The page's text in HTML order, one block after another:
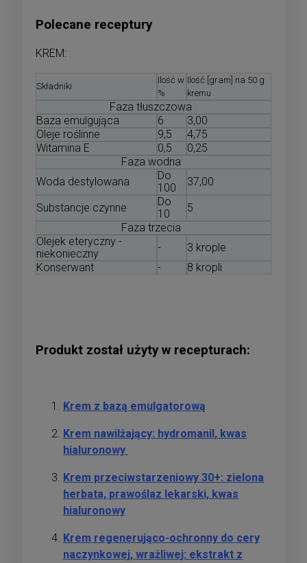
Polecane receptury
KREM:
Składniki
Ilość w
%
Ilość [gram] na 50 g
kremu
Faza tłuszczowa
Baza emulgująca
6
3,00
Oleje roślinne
9,5
4,75
Witamina E
0,5
0,25
Faza wodna
Woda destylowana
Do
100
37,00
Substancje czynne
Do
10
5
Faza trzecia
Olejek eteryczny -
niekonieczny
-
3 krople
Konserwant
- 8 kropli
Produkt został użyty w recepturach:
Krem z bazą emulgatorową
Krem nawilżający: hydromanil, kwas
hialuronowy
Krem przeciwstarzeniowy 30+: zielona
herbata, prawoślaz lekarski, kwas
hialuronowy
Krem regenerująco-ochronny do cery
naczynkowej, wrażliwej: ekstrakt z